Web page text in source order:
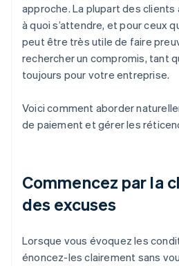
approche. La plupart des
à quoi s’attendre, et pour ceux
peut être très utile de faire
rechercher un compromis, tant
toujours pour votre entreprise.
Voici comment aborder
de paiement et gérer les
Commencez par la
des excuses
Lorsque vous évoquez les
énoncez-les clairement sans